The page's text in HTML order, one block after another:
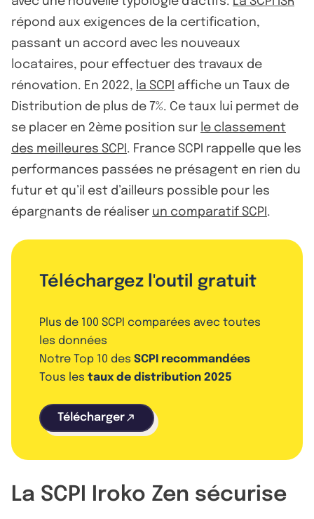
répond aux exigences de la certification,
passant un accord avec les nouveaux
locataires, pour effectuer des travaux de
rénovation. En 2022, la SCPI affiche un Taux de
Distribution de plus de 7%. Ce taux lui permet de
se placer en 2ème position sur le classement
des meilleures SCPI . France SCPI rappelle que les
performances passées ne présagent en rien du
futur et qu’il est d’ailleurs possible pour les
épargnants de réaliser un comparatif SCPI .
Téléchargez l'outil gratuit
Plus de 100 SCPI comparées avec toutes
les données
Notre Top 10 des SCPI recommandées
Tous les taux de distribution 2025
Télécharger
La SCPI Iroko Zen sécurise